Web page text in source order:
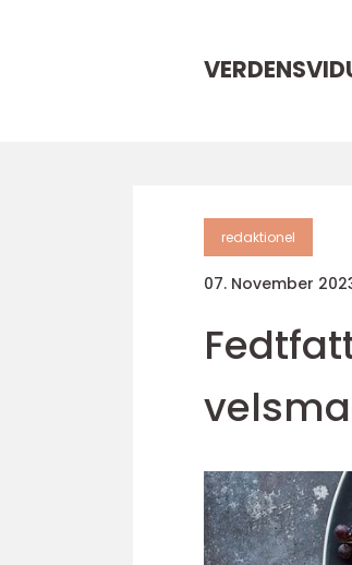
redaktionel
07. November